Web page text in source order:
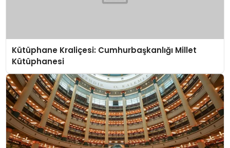
Kütüphane Kraliçesi: Cumhurbaşkanlığı Millet
Kütüphanesi